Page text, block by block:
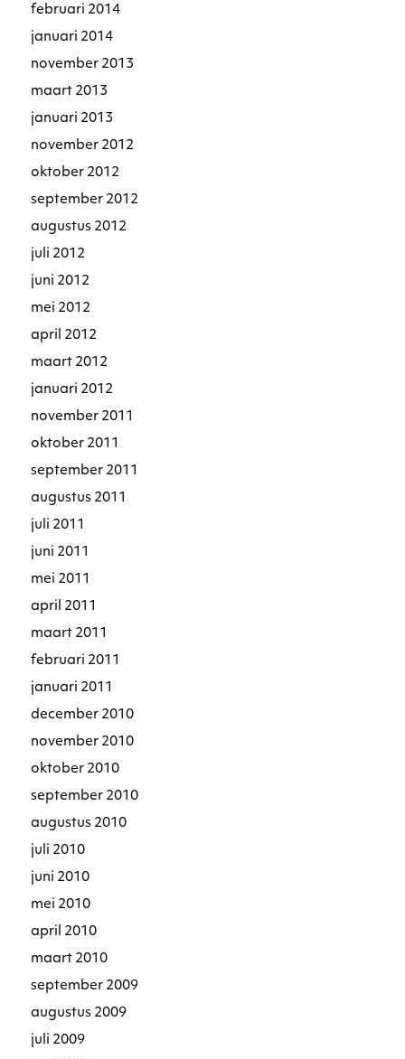
februari 2014
januari 2014
november 2013
maart 2013
januari 2013
november 2012
oktober 2012
september 2012
augustus 2012
juli 2012
juni 2012
mei 2012
april 2012
maart 2012
januari 2012
november 2011
oktober 2011
september 2011
augustus 2011
juli 2011
juni 2011
mei 2011
april 2011
maart 2011
februari 2011
januari 2011
december 2010
november 2010
oktober 2010
september 2010
augustus 2010
juli 2010
juni 2010
mei 2010
april 2010
maart 2010
september 2009
augustus 2009
juli 2009